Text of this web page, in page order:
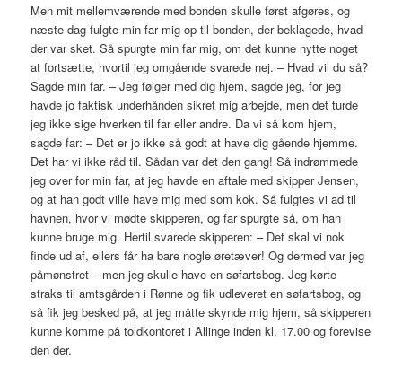
Men mit mellemværende med bonden skulle først afgøres, og
næste dag fulgte min far mig op til bonden, der beklagede, hvad
der var sket. Så spurgte min far mig, om det kunne nytte noget
at fortsætte, hvortil jeg omgående svarede nej. – Hvad vil du så?
Sagde min far. – Jeg følger med dig hjem, sagde jeg, for jeg
havde jo faktisk underhånden sikret mig arbejde, men det turde
jeg ikke sige hverken til far eller andre. Da vi så kom hjem,
sagde far: – Det er jo ikke så godt at have dig gående hjemme.
Det har vi ikke råd til. Sådan var det den gang! Så indrømmede
jeg over for min far, at jeg havde en aftale med skipper Jensen,
og at han godt ville have mig med som kok. Så fulgtes vi ad til
havnen, hvor vi mødte skipperen, og far spurgte så, om han
kunne bruge mig. Hertil svarede skipperen: – Det skal vi nok
finde ud af, ellers får ha bare nogle øretæver! Og dermed var jeg
påmønstret – men jeg skulle have en søfartsbog. Jeg kørte
straks til amtsgården i Rønne og fik udleveret en søfartsbog, og
så fik jeg besked på, at jeg måtte skynde mig hjem, så skipperen
kunne komme på toldkontoret i Allinge inden kl. 17.00 og forevise
den der.